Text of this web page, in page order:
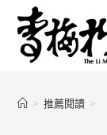
> 推薦閱讀 >